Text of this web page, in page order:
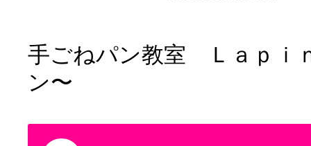
通信講座を
手ごねパン教室 Ｌａｐ
ン〜